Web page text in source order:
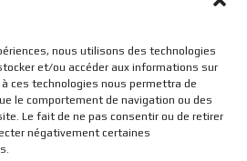
nous utilisons des technologies
et/ou accéder aux informations sur
ces technologies nous permettra de
le comportement de navigation ou des
Le fait de ne pas consentir ou de retirer
négativement certaines
la Cueille - 39170 Lavans Les St
- Tous droits réservés